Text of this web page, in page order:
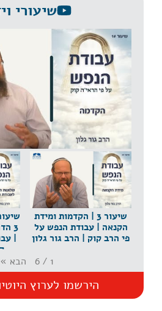
שיעורי
שיעור 1 | הקדמה | עבודת
גור גלון
3
|
שיעור 3 | הקדמות ומידת
הקנאה | עבודת הנפש על
פי הרב קוק | הרב גור גלון
1
/
6 הבא »
הירשמו לערוץ